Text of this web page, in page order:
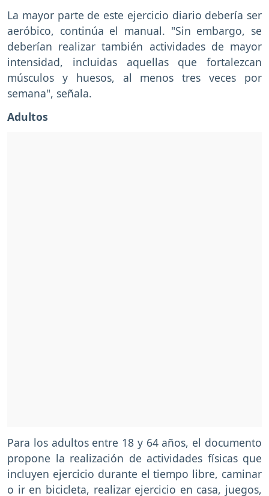
La mayor parte de este ejercicio diario debería ser
aeróbico, continúa el manual. "Sin embargo, se
deberían realizar también actividades de mayor
intensidad, incluidas aquellas que fortalezcan
músculos y huesos, al menos tres veces por
semana", señala.
Adultos
Para los adultos entre 18 y 64 años, el documento
propone la realización de actividades físicas que
incluyen ejercicio durante el tiempo libre, caminar
o ir en bicicleta, realizar ejercicio en casa, juegos,